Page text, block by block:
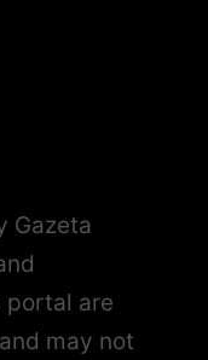
Gazeta
portal are
may not